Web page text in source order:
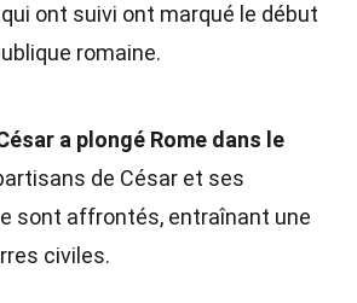
ont suivi ont marqué le début
romaine.
a plongé Rome dans le
de César et ses
sont affrontés, entraînant une
civiles.